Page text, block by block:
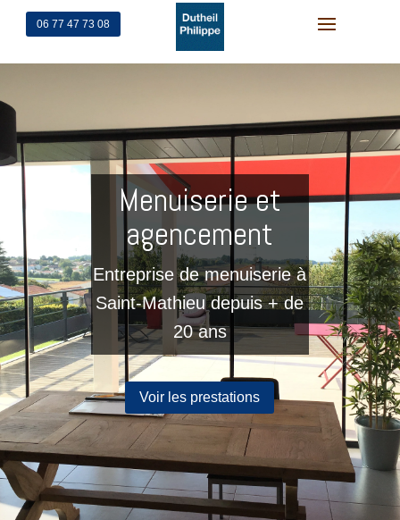
06 77 47 73 08
Menuiserie et
agencement
Entreprise de menuiserie à
Saint-Mathieu depuis + de
20 ans
Voir les prestations